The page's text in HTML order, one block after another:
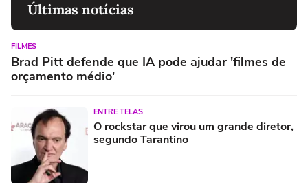
Últimas notícias
FILMES
Brad Pitt defende que IA pode ajudar 'filmes de
orçamento médio'
ENTRE TELAS
O rockstar que virou um grande diretor,
segundo Tarantino